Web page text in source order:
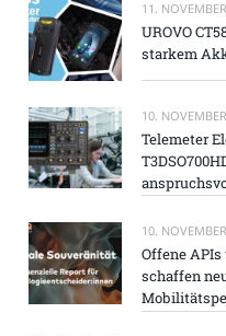
11.
UROVO
starkem
10.
Telemeter
10.
Offene
schaffen